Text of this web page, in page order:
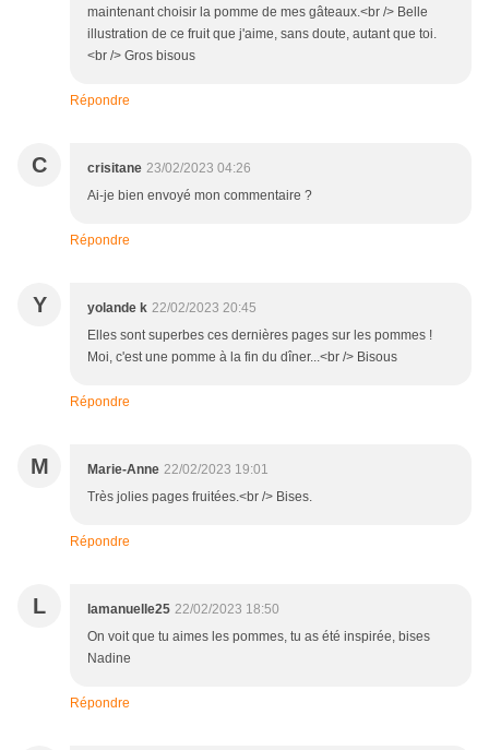
maintenant choisir la pomme de mes gâteaux.<br /> Belle
illustration de ce fruit que j'aime, sans doute, autant que toi.
<br /> Gros bisous
Répondre
C crisitane 23/02/2023 04:26
Ai-je bien envoyé mon commentaire ?
Répondre
Y yolande k 22/02/2023 20:45
Elles sont superbes ces dernières pages sur les pommes !
Moi, c'est une pomme à la fin du dîner...<br /> Bisous
Répondre
M Marie-Anne 22/02/2023 19:01
Très jolies pages fruitées.<br /> Bises.
Répondre
L lamanuelle25 22/02/2023 18:50
On voit que tu aimes les pommes, tu as été inspirée, bises
Nadine
Répondre